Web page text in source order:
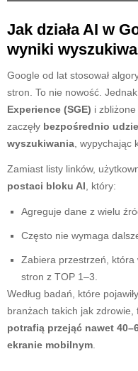
Jak działa AI w
wyniki
Google od lat stosował
stron. To nie nowość.
Experience (SGE) i
zaczęły bezpośrednio
wyszukiwania ,
Zamiast listy linków,
postaci bloku AI , który:
Agreguje dane z wielu
Często nie wymaga
Zabiera przestrzeń, która
stron z TOP 1–3.
Według badań, które
branżach takich jak zdrowie,
potrafią przejąć nawet
ekranie mobilnym